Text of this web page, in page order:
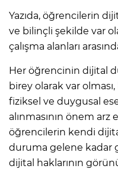
Yazıda, öğrencilerin
ve bilinçli şekilde var
çalışma alanları
Her öğrencinin dijital
birey olarak var olması,
fiziksel ve duygusal
alınmasının önem arz
öğrencilerin kendi
duruma gelene kadar
dijital haklarının